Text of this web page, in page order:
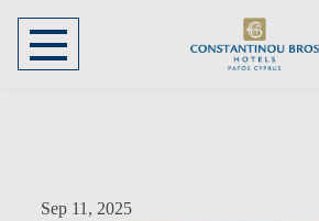
Sep 11, 2025